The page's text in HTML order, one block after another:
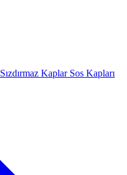
Sızdırmaz Kaplar Sos Kapları